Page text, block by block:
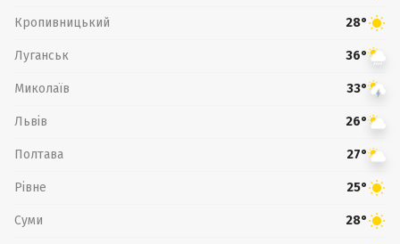
Кропивницький 28°
Луганськ 36°
Миколаїв 33°
Львів 26°
Полтава 27°
Рівне 25°
Суми 28°